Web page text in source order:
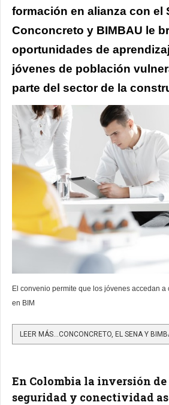
formación en alianza con el
Conconcreto y BIMBAU le
oportunidades de
jóvenes de población
parte del sector de la
El convenio permite que los jóvenes accedan a
en BIM
En Colombia la inversión de
seguridad y conectividad